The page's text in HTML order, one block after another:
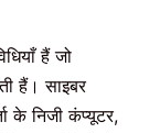
हैं जो
हैं। साइबर
के निजी कंप्यूटर,